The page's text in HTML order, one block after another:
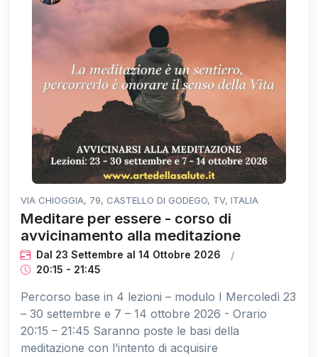
VIA CHIOGGIA, 79, CASTELLO DI GODEGO, TV, ITALIA
Meditare per essere - corso di
avvicinamento alla meditazione
Dal 23 Settembre al 14 Ottobre 2026
20:15 - 21:45
Percorso base in 4 lezioni – modulo I Mercoledì 23
– 30 settembre e 7 – 14 ottobre 2026 - Orario
20:15 – 21:45 Saranno poste le basi della
meditazione con l’intento di acquisire